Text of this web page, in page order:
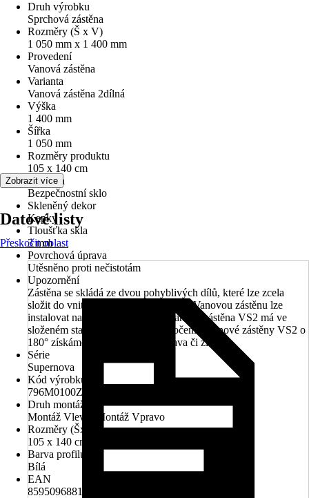
Druh výrobku
Sprchová zástěna
Rozměry (Š x V)
1 050 mm x 1 400 mm
Provedení
Vanová zástěna
Varianta
Vanová zástěna 2dílná
Výška
1 400 mm
Šířka
1 050 mm
Rozměry produktu
105 x 140 cm
Typ skla
Bezpečnostní sklo
Skleněný dekor
Kapky
Tloušťka skla
3 mm
Povrchová úprava
Utěsněno proti nečistotám
Upozornění
Zástěna se skládá ze dvou pohyblivých dílů, které lze zcela
složit do vnitřního prostoru nad vanu. Vanovou zástěnu lze
instalovat na obdélníkové vany. Vanová zástěna VS2 má ve
složeném stavu šířku 545 mm. Otočením vanové zástěny VS2 o
180° získáme variantu vstupu zprava či zleva.
Série
Supernova
Kód výrobku
796M0100ZG
Druh montáže
Montáž Vlevo, Montáž Vpravo
Rozměry (ŠxV)
105 x 140 cm
Barva profilu
Bílá
EAN
8595096881975
Zobrazit více
Datové listy
Přeskočit oblast